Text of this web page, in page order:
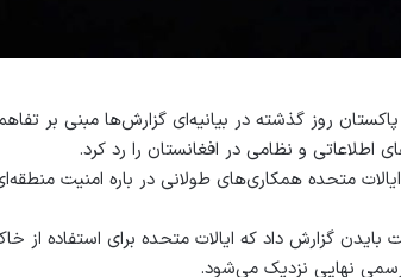
روز گذشته در بیانیه‌ای گزارش‌ها مبنی بر
اطلاعاتی و نظامی در افغانستان را رد کرد.
متحده همکاری‌های طولانی در باره امنیت
بایدن گزارش داد که ایالات متحده برای استفاده
رسمی نهایی نزدیک می‌شود.